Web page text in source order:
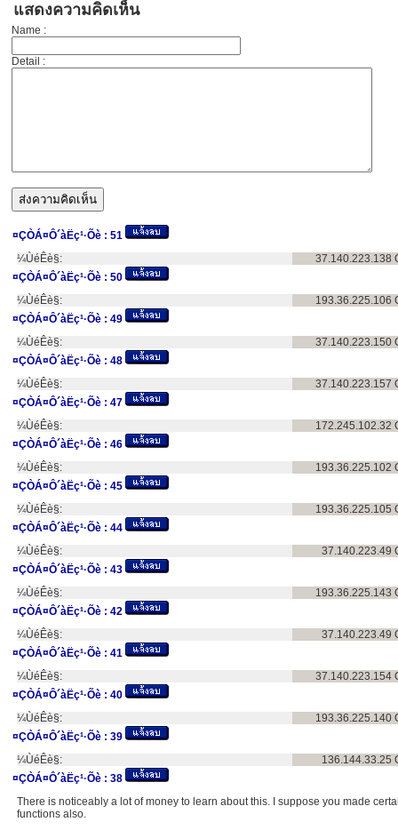
แสดงความคิดเห็น
Name :
Detail :
¤ÇÒÁ¤Ô´àËç¹·Õè : 51
¼ÙéÊè§:
37.140.223.138
¤ÇÒÁ¤Ô´àËç¹·Õè : 50
¼ÙéÊè§:
193.36.225.106
¤ÇÒÁ¤Ô´àËç¹·Õè : 49
¼ÙéÊè§:
37.140.223.150
¤ÇÒÁ¤Ô´àËç¹·Õè : 48
¼ÙéÊè§:
37.140.223.157
¤ÇÒÁ¤Ô´àËç¹·Õè : 47
¼ÙéÊè§:
172.245.102.32
¤ÇÒÁ¤Ô´àËç¹·Õè : 46
¼ÙéÊè§:
193.36.225.102
¤ÇÒÁ¤Ô´àËç¹·Õè : 45
¼ÙéÊè§:
193.36.225.105
¤ÇÒÁ¤Ô´àËç¹·Õè : 44
¼ÙéÊè§:
37.140.223.49
¤ÇÒÁ¤Ô´àËç¹·Õè : 43
¼ÙéÊè§:
193.36.225.143
¤ÇÒÁ¤Ô´àËç¹·Õè : 42
¼ÙéÊè§:
37.140.223.49
¤ÇÒÁ¤Ô´àËç¹·Õè : 41
¼ÙéÊè§:
37.140.223.154
¤ÇÒÁ¤Ô´àËç¹·Õè : 40
¼ÙéÊè§:
193.36.225.140
¤ÇÒÁ¤Ô´àËç¹·Õè : 39
¼ÙéÊè§:
136.144.33.25
¤ÇÒÁ¤Ô´àËç¹·Õè : 38
There is noticeably a lot of money to learn about this. I suppose you made
functions also.